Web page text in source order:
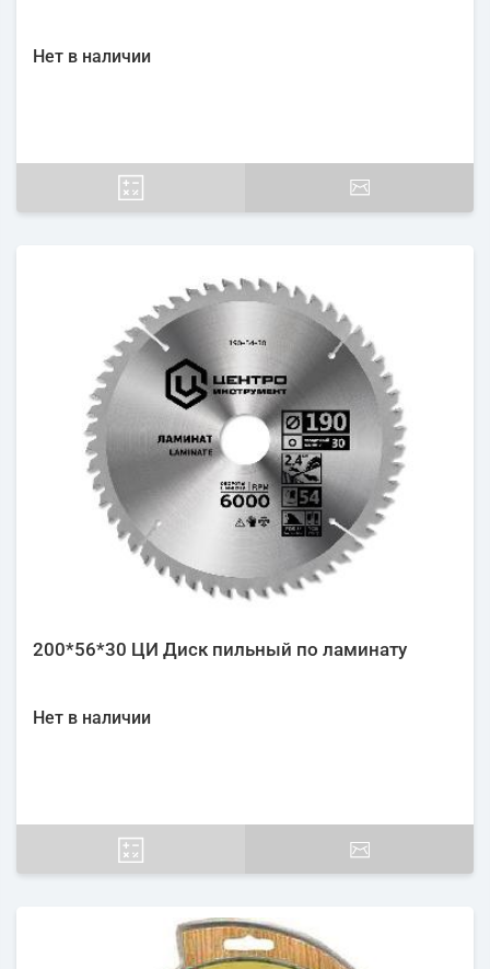
Нет в наличии
200*56*30 ЦИ Диск пильный по ламинату
Нет в наличии